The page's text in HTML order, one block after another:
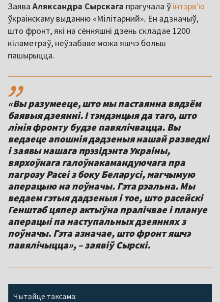
Заява Аляксандра Сырскага прагучала ў інтэрв'ю
ўкраінскаму выданню «Мілітарний». Ён адзначыў,
што фронт, які на сённяшні дзень складае 1200
кіламетраў, неўзабаве можа яшчэ больш
пашырыцца.
,,
«Вы разумееце, што мы пастаянна вядзём
баявыя дзеянні. І тэндэнцыя да таго, што
лінія фронту будзе павялічвацца. Вы
ведаеце апошнія дадзеныя нашай разведкі
і заявы нашага прэзідэнта Украіны,
вярхоўнага галоўнакамандуючага пра
пагрозу Расеі з боку Беларусі, магчымую
аперацыю на поўначы. Гэта рэальна. Мы
ведаем гэтыя дадзеныя і тое, што расейскі
Генштаб цяпер актыўна пралічвае і плануе
аперацыі па наступальных дзеяннях з
поўначы. Гэта азначае, што фронт яшчэ
павялічыцца», – заявіў Сырскі.
Чытайце таксама: